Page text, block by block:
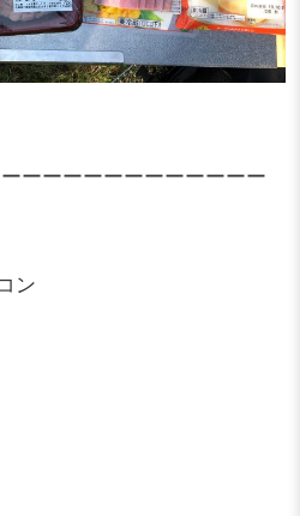
ーーーーーーーーーーーー
ン